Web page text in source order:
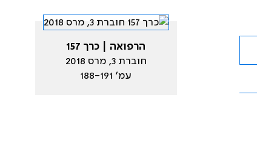
הרפואה | כרך 157
חוברת 3, מרס 2018
עמ׳ 188-191